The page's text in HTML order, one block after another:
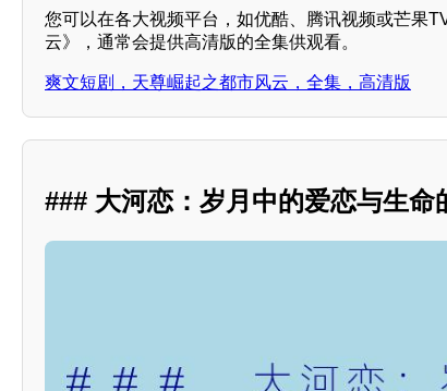
您可以在各大视频平台，如优酷、腾讯视频或芒果
云》，通常会提供高清版的全集供观看。
爽文短剧，天尊崛起之都市风云，全集，高清版
### 大河恋：岁月中的爱恋与生命